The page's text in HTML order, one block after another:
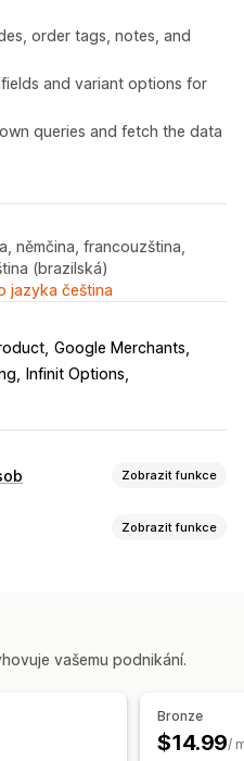
order tags, notes, and
and variant options for
queries and fetch the data
němčina, francouzština,
(brazilská)
jazyka čeština
Google Merchants
Infinit Options
Zobrazit funkce
Import a export dat
Zobrazit funkce
Migrace dat
vašemu podnikání.
Bronze
$14.99/